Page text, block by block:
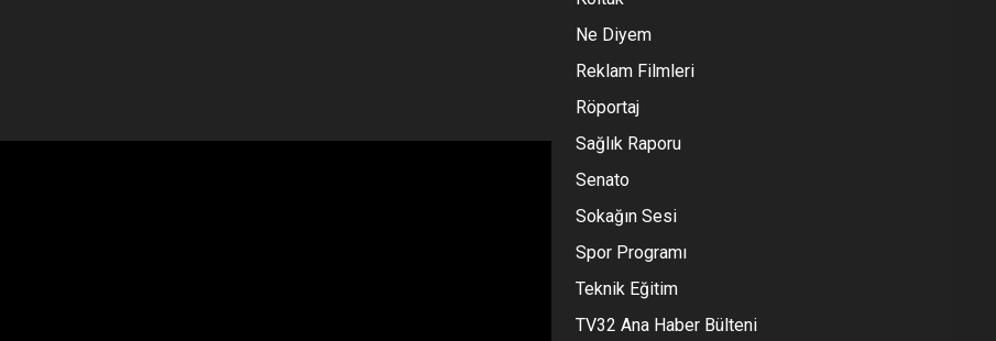
Ne Diyem
Reklam Filmleri
Röportaj
Sağlık Raporu
Senato
Sokağın Sesi
Spor Programı
Teknik Eğitim
TV32 Ana Haber Bülteni